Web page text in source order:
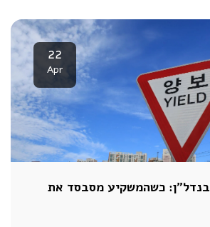
22
Apr
כשהמשקיע מסבסד את